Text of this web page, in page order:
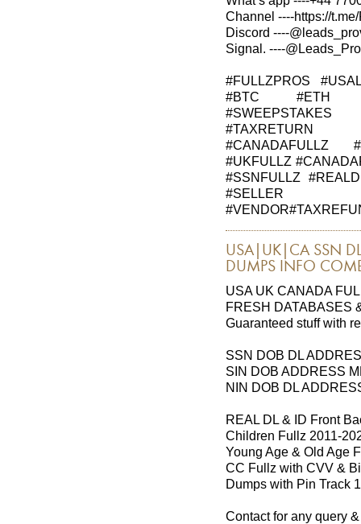
Channel ----https://
Discord ----
Signal. ----
#FULLZPROS
#BTC #ETH
#SWEEPSTAKES
#TAXRETURN
#CANADAFULLZ
#UKFULLZ
#SSNFULLZ
#SELLER
USA|UK|CA SSN
DUMPS INFO
USA UK CANADA
FRESH DATABASES
Guaranteed stuff with
SSN DOB DL
SIN DOB ADDRESS
NIN DOB DL
REAL DL & ID Front
Children Fullz 2011-
Young Age & Old Age
CC Fullz with CVV &
Dumps with Pin Track
Contact for any query